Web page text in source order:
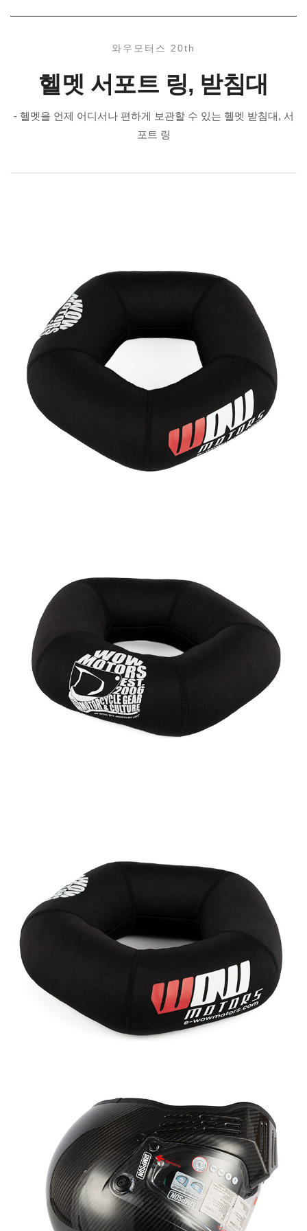
와우모터스 20th
헬멧 서포트 링, 받침대
- 헬멧을 언제 어디서나 편하게 보관할 수 있는 헬멧 받침대, 서
포트 링